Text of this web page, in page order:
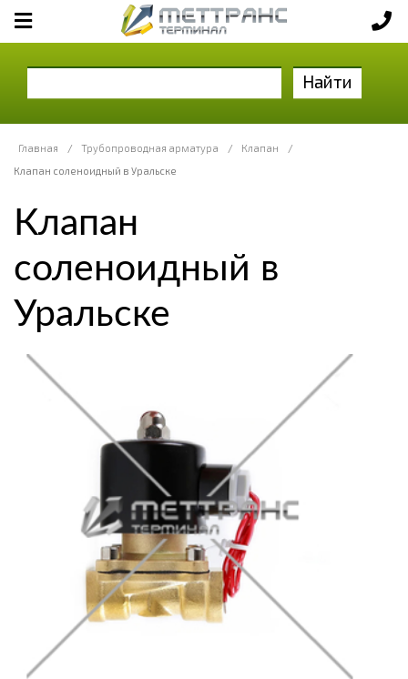
Найти
Главная / Трубопроводная арматура / Клапан
/
Клапан соленоидный в Уральске
Клапан
соленоидный в
Уральске